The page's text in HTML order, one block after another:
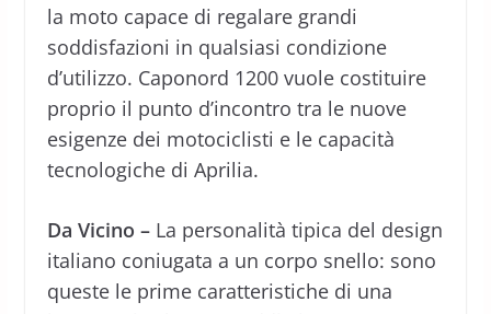
la moto capace di regalare grandi
soddisfazioni in qualsiasi condizione
d’utilizzo. Caponord 1200 vuole costituire
proprio il punto d’incontro tra le nuove
esigenze dei motociclisti e le capacità
tecnologiche di Aprilia.
Da Vicino – La personalità tipica del design
italiano coniugata a un corpo snello: sono
queste le prime caratteristiche di una